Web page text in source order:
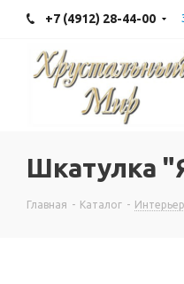
+7 (4912) 28-44-00
Шкатулка
Главная - Каталог - Интерьер